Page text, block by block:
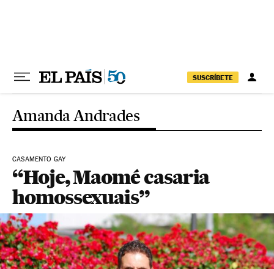
SUSCRÍBETE
Amanda Andrades
CASAMENTO GAY
“Hoje, Maomé casaria
homossexuais”